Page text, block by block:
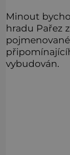
Minout
hradu Pařez
vybudován.